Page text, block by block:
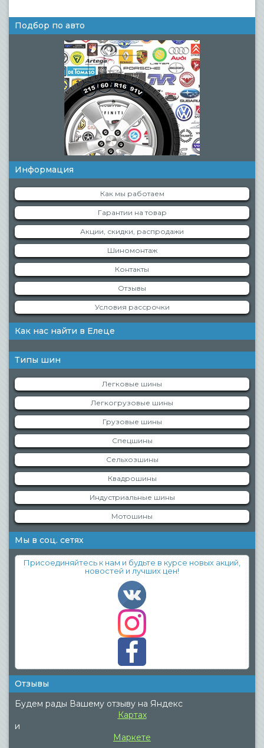
Подбор по авто
Информация
Как мы работаем
Гарантии на товар
Акции, скидки, распродажи
Шиномонтаж
Контакты
Отзывы
Условия рассрочки
Как нас найти в Елеце
Типы шин
Легковые шины
Легкогрузовые шины
Грузовые шины
Спецшины
Сельхозшины
Квадрошины
Индустриальные шины
Мотошины
Мы в соц. сетях
Присоединяйтесь к нам и будьте в курсе новых акций,
новостей и лучших цен!
Отзывы
Будем рады Вашему отзыву на Яндекс
Картах
и
Маркете